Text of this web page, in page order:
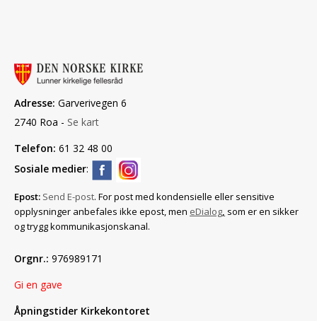
Adresse: Garverivegen 6
2740 Roa - Se kart
Telefon: 61 32 48 00
Sosiale medier:
Epost: Send E-post. For post med konfidensielle eller sensitive
opplysninger anbefales ikke epost, men eDialog, som er en sikker
og trygg kommunikasjonskanal.
Orgnr.: 976989171
Gi en gave
Åpningstider Kirkekontoret